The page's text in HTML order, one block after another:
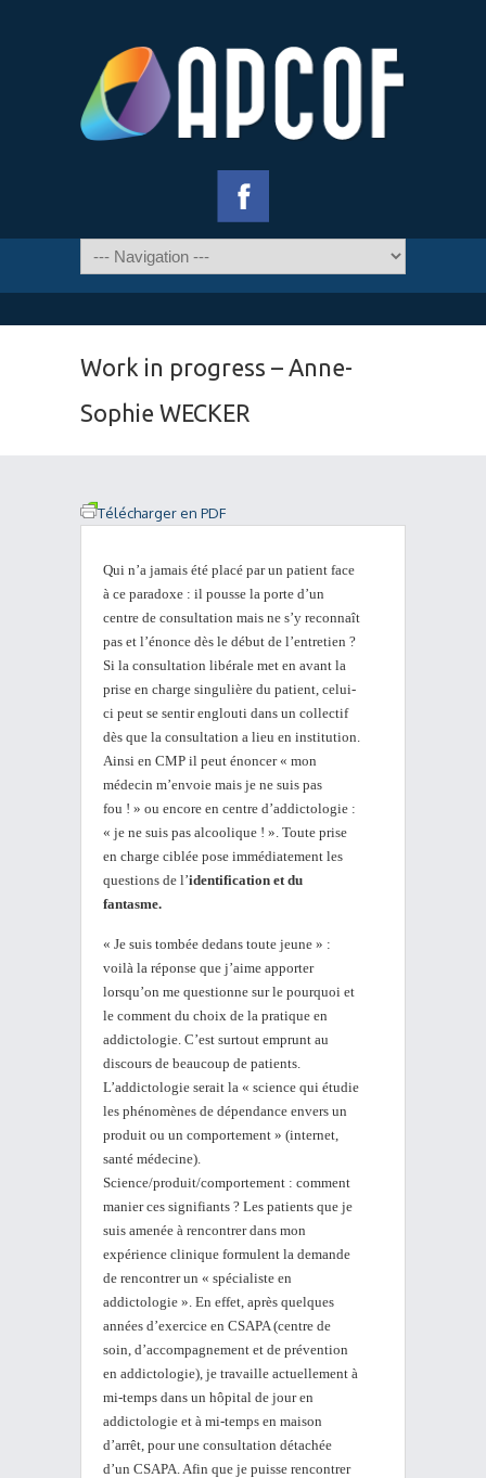
Work in progress – Anne-
Sophie WECKER
Télécharger en PDF
Qui n’a jamais été placé par un patient face
à ce paradoxe : il pousse la porte d’un
centre de consultation mais ne s’y reconnaît
pas et l’énonce dès le début de l’entretien ?
Si la consultation libérale met en avant la
prise en charge singulière du patient, celui-
ci peut se sentir englouti dans un collectif
dès que la consultation a lieu en institution.
Ainsi en CMP il peut énoncer « mon
médecin m’envoie mais je ne suis pas
fou ! » ou encore en centre d’addictologie :
« je ne suis pas alcoolique ! ». Toute prise
en charge ciblée pose immédiatement les
questions de l’identification et du
fantasme.
« Je suis tombée dedans toute jeune » :
voilà la réponse que j’aime apporter
lorsqu’on me questionne sur le pourquoi et
le comment du choix de la pratique en
addictologie. C’est surtout emprunt au
discours de beaucoup de patients.
L’addictologie serait la « science qui étudie
les phénomènes de dépendance envers un
produit ou un comportement » (internet,
santé médecine).
Science/produit/comportement : comment
manier ces signifiants ? Les patients que je
suis amenée à rencontrer dans mon
expérience clinique formulent la demande
de rencontrer un « spécialiste en
addictologie ». En effet, après quelques
années d’exercice en CSAPA (centre de
soin, d’accompagnement et de prévention
en addictologie), je travaille actuellement à
mi-temps dans un hôpital de jour en
addictologie et à mi-temps en maison
d’arrêt, pour une consultation détachée
d’un CSAPA. Afin que je puisse rencontrer